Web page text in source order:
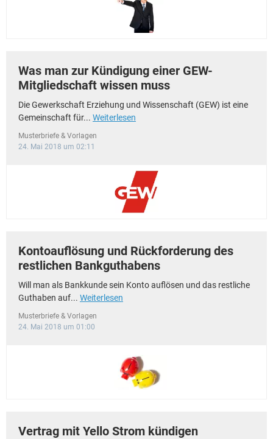
Was man zur Kündigung einer GEW-
Mitgliedschaft wissen muss
Die Gewerkschaft Erziehung und Wissenschaft (GEW) ist eine
Gemeinschaft für... Weiterlesen
Musterbriefe & Vorlagen
24. Mai 2018 um 02:11
Kontoauflösung und Rückforderung des
restlichen Bankguthabens
Will man als Bankkunde sein Konto auflösen und das restliche
Guthaben auf... Weiterlesen
Musterbriefe & Vorlagen
24. Mai 2018 um 01:00
Vertrag mit Yello Strom kündigen